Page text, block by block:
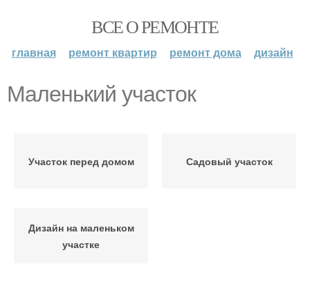
ВСЕ О РЕМОНТЕ
главная ремонт квартир ремонт дома дизайн
Маленький участок
Участок перед домом Садовый участок
Дизайн на маленьком
участке